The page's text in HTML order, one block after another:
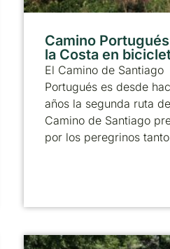
Camino
la Costa en
El Camino de Santiago
Portugués es desde
años la segunda ruta
Camino de Santiago
por los peregrinos